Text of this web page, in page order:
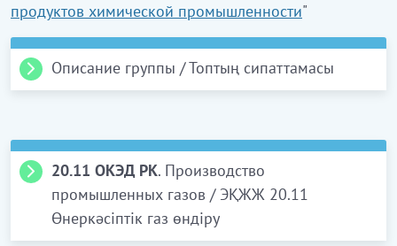
продуктов химической промышленности"
Описание группы / Топтың сипаттамасы
пластмасс и синтетического каучука в
первичных формах
Данная группа включает производство основных
химических веществ, удобрений и азотных
20.11 ОКЭД РК. Производство
промышленных газов / ЭҚЖЖ 20.11
Өнеркәсіптік газ өндіру